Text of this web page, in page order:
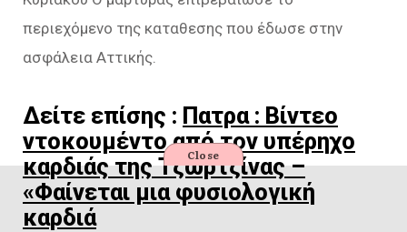
περιεχόμενο της καταθεσης που έδωσε στην
ασφάλεια Αττικής.
Δείτε επίσης : Πατρα : Βίντεο
ντοκουμέντο από τον υπέρηχο
καρδιάς της Τζωρτζίνας –
«Φαίνεται μια φυσιολογική
καρδιά
Close